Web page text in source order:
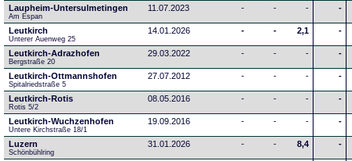
Laupheim-Untersulmetingen
Am Espan
11.07.2023 - - - -
Leutkirch
Unterer Auenweg 25
14.01.2026 - - 2,1 -
Leutkirch-Adrazhofen
Bergstraße 20
29.03.2022 - - - -
Leutkirch-Ottmannshofen
Spitalriedstraße 5
27.07.2012 - - - -
Leutkirch-Rotis
Rotis 5/2
08.05.2016 - - - -
Leutkirch-Wuchzenhofen
Untere Kirchstraße 18/1
19.09.2016 - - - -
Luzern
Schönbühlring
31.01.2026 - - 8,4 -